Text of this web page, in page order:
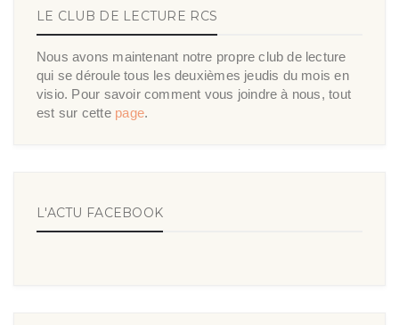
LE CLUB DE LECTURE RCS
Nous avons maintenant notre propre club de lecture
qui se déroule tous les deuxièmes jeudis du mois en
visio. Pour savoir comment vous joindre à nous, tout
est sur cette page.
L'ACTU FACEBOOK